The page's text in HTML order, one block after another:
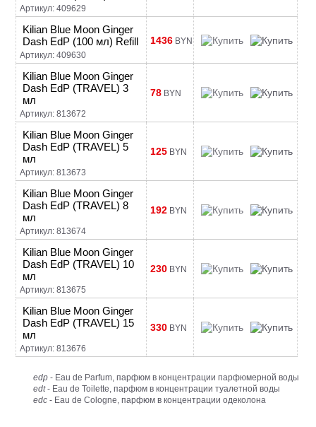
Артикул: 409629
Kilian Blue Moon Ginger
Dash EdP (100 мл) Refill
Артикул: 409630
1436 BYN
Kilian Blue Moon Ginger
Dash EdP (TRAVEL) 3
мл
Артикул: 813672
78 BYN
Kilian Blue Moon Ginger
Dash EdP (TRAVEL) 5
мл
Артикул: 813673
125 BYN
Kilian Blue Moon Ginger
Dash EdP (TRAVEL) 8
мл
Артикул: 813674
192 BYN
Kilian Blue Moon Ginger
Dash EdP (TRAVEL) 10
мл
Артикул: 813675
230 BYN
Kilian Blue Moon Ginger
Dash EdP (TRAVEL) 15
мл
Артикул: 813676
330 BYN
edp - Eau de Parfum, парфюм в концентрации парфюмерной воды
edt- Eau de Toilette, парфюм в концентрации туалетной воды
edc - Eau de Cologne, парфюм в концентрации одеколона